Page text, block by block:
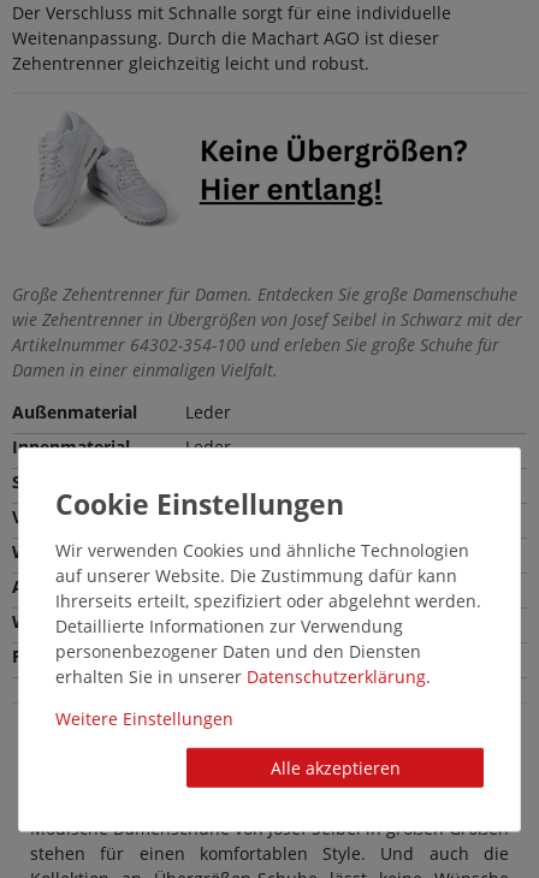
Der Verschluss mit Schnalle sorgt für eine individuelle
Weitenanpassung. Durch die Machart AGO ist dieser
Zehentrenner gleichzeitig leicht und robust.
Große Zehentrenner für Damen. Entdecken Sie große Damenschuhe
wie Zehentrenner in Übergrößen von Josef Seibel in Schwarz mit der
Artikelnummer 64302-354-100 und erleben Sie große Schuhe für
Damen in einer einmaligen Vielfalt.
Außenmaterial
Leder
Innenmaterial
Leder
Sohle
Verschlussart
Schließe
Weite
Bequeme Weite (G)
Absatzhöhe
2,0 cm
Wechselfußbett
Nein
Farbe
Schwarz
Josef Seibel Damenschuhe in Übergröße:
Schicke große Zehentrenner in Schwarz
Modische Damenschuhe von Josef Seibel in großen Größen
stehen für einen komfortablen Style. Und auch die
Wir verwenden Cookies und ähnliche Technologien
auf unserer Website. Die Zustimmung dafür kann
Ihrerseits erteilt, spezifiziert oder abgelehnt werden.
Detaillierte Informationen zur Verwendung
personenbezogener Daten und den Diensten
erhalten Sie in unserer Daten­schutz­erklärung.
Weitere Einstellungen
Alle akzeptieren